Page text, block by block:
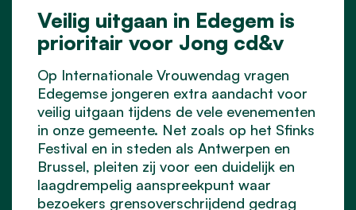
Veilig uitgaan in Edegem is
prioritair voor Jong cd&v
Op Internationale Vrouwendag vragen
Edegemse jongeren extra aandacht voor
veilig uitgaan tijdens de vele evenementen
in onze gemeente. Net zoals op het Sfinks
Festival en in steden als Antwerpen en
Brussel, pleiten zij voor een duidelijk en
laagdrempelig aanspreekpunt waar
bezoekers grensoverschrijdend gedrag